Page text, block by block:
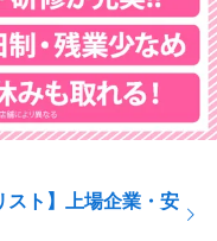
スト】上場企業・安